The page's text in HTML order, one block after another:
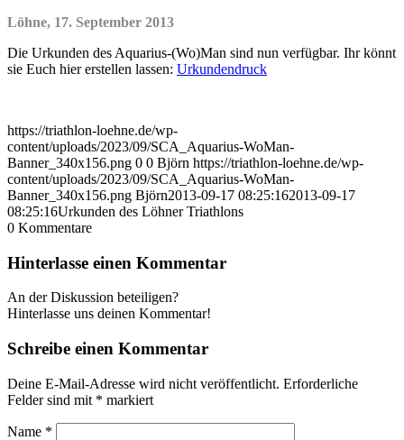
Löhne, 17. September 2013
Die Urkunden des Aquarius-(Wo)Man sind nun verfügbar. Ihr könnt
sie Euch hier erstellen lassen: Urkundendruck
https://triathlon-loehne.de/wp-
content/uploads/2023/09/SCA_Aquarius-WoMan-
Banner_340x156.png 0 0 Björn https://triathlon-loehne.de/wp-
content/uploads/2023/09/SCA_Aquarius-WoMan-
Banner_340x156.png Björn2013-09-17 08:25:162013-09-17
08:25:16Urkunden des Löhner Triathlons
0 Kommentare
Hinterlasse einen Kommentar
An der Diskussion beteiligen?
Hinterlasse uns deinen Kommentar!
Schreibe einen Kommentar
Deine E-Mail-Adresse wird nicht veröffentlicht. Erforderliche
Felder sind mit * markiert
Name *